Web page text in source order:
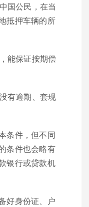
国公民，在当
抵押车辆的所
能保证按期偿
有逾期、套现
条件，但不同
条件也会略有
银行或贷款机
好身份证、户